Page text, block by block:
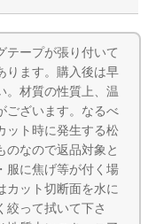
ープが張り付いて
ります。購入後は早
。材質の性質上、温
ございます。なるべ
ット時に発生する松
のなので返品対象と
服に焦げ等が付く場
カット切断面を水に
絞って拭いて下さ